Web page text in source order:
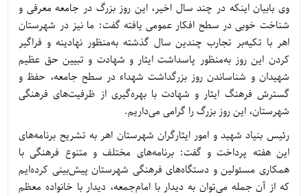
وی بابیان اینکه در چند سال اخیر، این روز بزرگ در جامعه معرفی و
شناخت خوبی در سطح افکار عمومی یافته گفت: ما نیز در شهرستان
اهر با تکیه‌بر تجارب چندین سال گذشته به‌منظور نهادینه و فراگیر
کردن این روز به‌منظور پاسداشت ایثار و شهادت و تبیین حق عظیم
شهیدان و شناساندن روز بزرگداشت شهداء در سطح جامعه، حفظ و
گسترش فرهنگ ایثار و شهادت با بهره‌گیری از ظرفیت‌های فرهنگی
شهرستان، این روز بزرگ را گرامی می‌داریم.
رئیس بنیاد شهید و امور ایثارگران شهرستان اهر به تشریح برنامه‌های
این هفته پرداخت و گفت: برنامه‌های مختلف و متنوع فرهنگی با
همکاری مسئولین و دستگاه‌های فرهنگی شهرستان پیش‌بینی کرده‌ایم
که از آن جمله می‌توان به دیدار با امام‌جمعه، دیدار با خانواده معظم